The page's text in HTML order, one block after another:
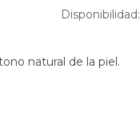
Disponibilidad:
natural de la piel.